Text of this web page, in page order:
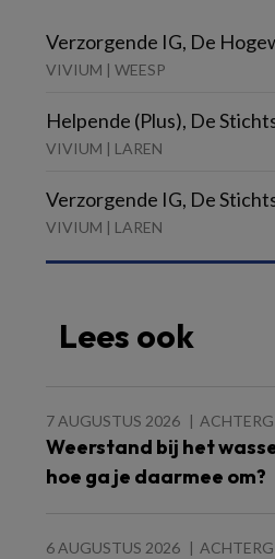
Verzorgende IG, De
VIVIUM | WEESP
Helpende (Plus), De
VIVIUM | LAREN
Verzorgende IG, De
VIVIUM | LAREN
Lees ook
7 AUGUSTUS 2026
Weerstand bij het
hoe ga je daarmee om?
6 AUGUSTUS 2026